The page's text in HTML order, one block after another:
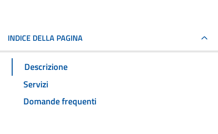
INDICE DELLA PAGINA
Descrizione
Servizi
Domande frequenti